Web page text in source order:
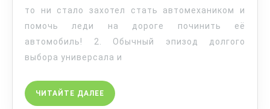
то ни стало захотел стать автомехаником и
помочь леди на дороге починить её
автомобиль! 2. Обычный эпизод долгого
выбора универсала и
ЧИТАЙТЕ ДАЛЕЕ